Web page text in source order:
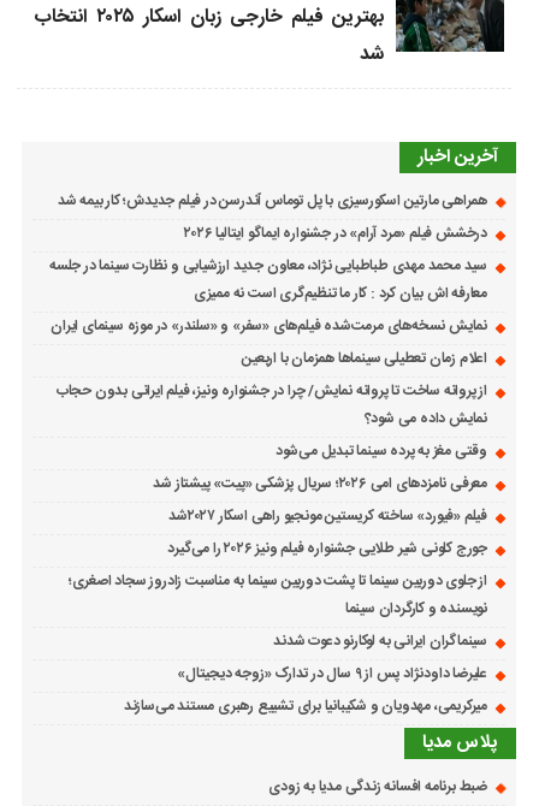
بهترین فیلم خارجی زبان اسکار ۲۰۲۵ انتخاب
شد
آخرین اخبار
همراهی مارتین اسکورسیزی با پل توماس ٱندرسن در فیلم جدیدش؛ کار بیمه شد
درخشش فیلم «مرد آرام» در جشنواره ایماگو ایتالیا ۲۰۲۶
سید محمد مهدی طباطبایی نژاد، معاون جدید ارزشیابی و نظارت سینما در جلسه
معارفه اش بیان کرد : کار ما تنظیم‌گری است نه ممیزی
نمایش نسخه‌های مرمت‌شده فیلم‌های «سفر» و «سلندر» در موزه سینمای ایران
اعلام زمان تعطیلی سینماها همزمان با اربعین
از پروانه ساخت تا پروانه نمایش/ چرا در جشنواره ونیز، فیلم ایرانی بدون حجاب
نمایش داده می شود؟
وقتی مغز به پرده سینما تبدیل می‌شود
معرفی نامزدهای امی ۲۰۲۶؛ سریال پزشکی «پیت» پیشتاز شد
فیلم «فیورد» ساخته کریستین مونجیو راهی اسکار ۲۰۲۷شد
جورج کلونی شیر طلایی جشنواره فیلم ونیز ۲۰۲۶ را می‌گیرد
از جلوی دوربین سینما تا پشت دوربین سینما به مناسبت زادروز سجاد اصغری؛
نویسنده و کارگردان سینما
سینماگران ایرانی به لوکارنو دعوت شدند
علیرضا داودنژاد پس از ۹ سال در تدارک «زوجه دیجیتال»
میرکریمی، مهدویان و شکیبانیا برای تشییع رهبری مستند می‌سازند
پلاس مدیا
ضبط برنامه افسانه زندگی مدیا به زودی